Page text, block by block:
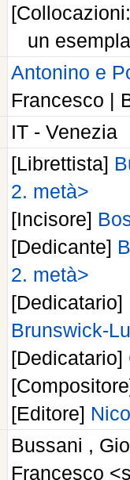
un
Antonino e
Francesco |
IT - Venezia
[Librettista]
2. metà>
[Incisore]
[Dedicante]
2. metà>
[Dedicatario]
Brunswick-
[Dedicatario]
[Editore]
Bussani ,
Francesco